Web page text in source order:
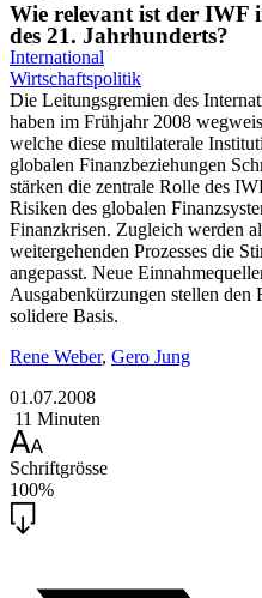
Wie relevant ist der IWF
des 21. Jahrhunderts?
International
Wirtschaftspolitik
Die Leitungsgremien des
haben im Frühjahr 2008
welche diese multilaterale
globalen Finanzbeziehungen
stärken die zentrale Rolle des
Risiken des globalen
Finanzkrisen. Zugleich werden
weitergehenden Prozesses die
angepasst. Neue
Ausgabenkürzungen stellen den
solidere Basis.
Rene Weber, Gero Jung
01.07.2008
11 Minuten
Schriftgrösse
100%